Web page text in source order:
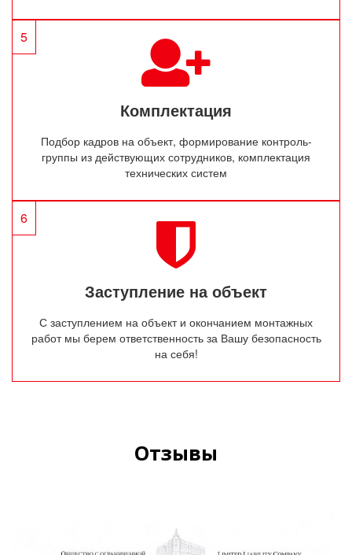
5
Комплектация
Подбор кадров на объект, формирование контроль-
группы из действующих сотрудников, комплектация
технических систем
6
Заступление на объект
С заступлением на объект и окончанием монтажных
работ мы берем ответственность за Вашу безопасность
на себя!
Отзывы